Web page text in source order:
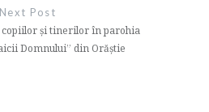
Next Post
și tinerilor în parohia
Domnului” din Orăștie